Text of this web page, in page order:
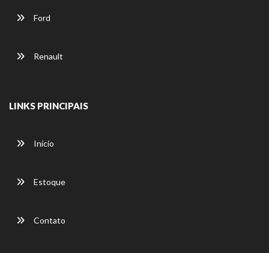
Ford
Renault
LINKS PRINCIPAIS
Início
Estoque
Contato